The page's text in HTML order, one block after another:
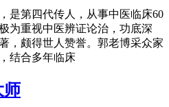
是第四代传人，从事中医临床60
为重视中医辨证论治，功底深
，颇得世人赞誉。郭老博采众家
结合多年临床
师